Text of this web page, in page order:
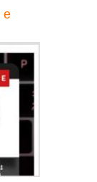
e